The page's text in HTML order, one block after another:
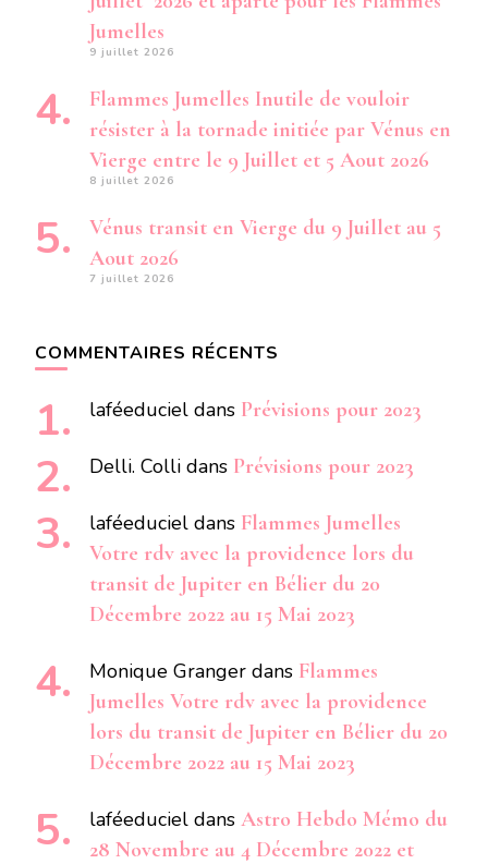
Jumelles
9 juillet 2026
Flammes Jumelles Inutile de vouloir
résister à la tornade initiée par Vénus en
Vierge entre le 9 Juillet et 5 Aout 2026
8 juillet 2026
Vénus transit en Vierge du 9 Juillet au 5
Aout 2026
7 juillet 2026
COMMENTAIRES RÉCENTS
laféeduciel dans Prévisions pour 2023
Delli. Colli dans Prévisions pour 2023
laféeduciel dans Flammes Jumelles
Votre rdv avec la providence lors du
transit de Jupiter en Bélier du 20
Décembre 2022 au 15 Mai 2023
Monique Granger dans Flammes
Jumelles Votre rdv avec la providence
lors du transit de Jupiter en Bélier du 20
Décembre 2022 au 15 Mai 2023
laféeduciel dans Astro Hebdo Mémo du
28 Novembre au 4 Décembre 2022 et